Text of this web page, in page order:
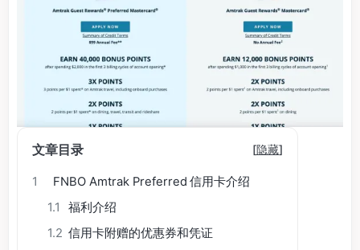
文章目录 [隐藏]
1
FNBO Amtrak Preferred 信用卡介绍
1.1
福利介绍
1.2 信用卡附赠的优惠券和凭证